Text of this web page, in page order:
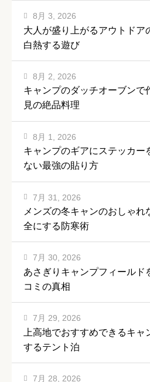
大人が盛り上がるアウトドア
白熱する遊び
8月 3, 2026
キャンプのダッチオーブンで
見の絶品料理
8月 2, 2026
キャンプのギアにステッカー
ない最強の貼り方
8月 1, 2026
メンズの冬キャンのおしゃ
全にする防寒術
7月 31, 2026
あさぎりキャンプフィールド
コミの真相
7月 30, 2026
上高地でおすすめできるキ
するテント泊
7月 29, 2026
7月 28, 2026